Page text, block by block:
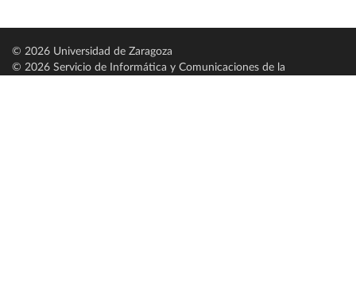
© 2026 Universidad de Zaragoza
© 2026 Servicio de Informática y Comunicaciones de la